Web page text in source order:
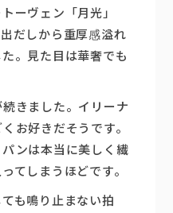
ーヴェン「月光」
だしから重厚感溢れ
。見た目は華奢でも
きました。イリーナ
お好きだそうです。
ンは本当に美しく繊
てしまうほどです。
も鳴り止まない拍